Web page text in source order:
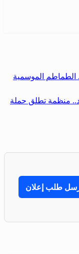
الطماطم الموسمية
منظمة تطلق حملة
طلب إعلان